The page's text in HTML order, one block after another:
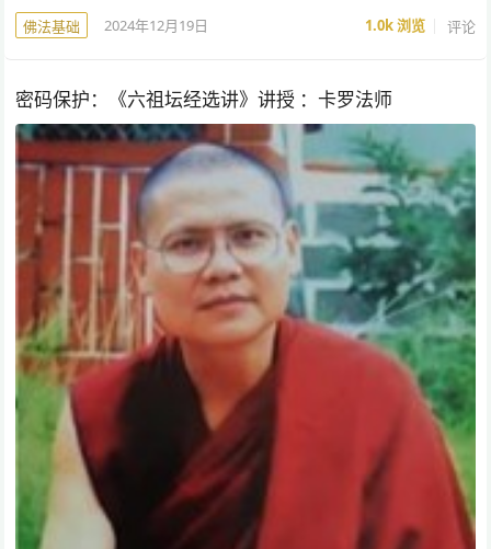
佛法基础 2024年12月19日 1.0k浏览 评论
密码保护：《六祖坛经选讲》讲授 ：卡罗法师